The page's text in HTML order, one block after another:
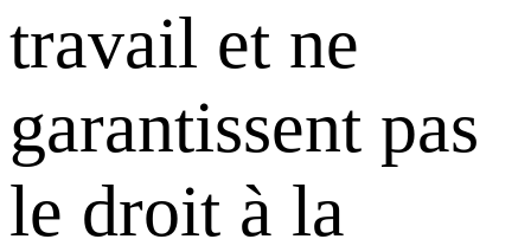
travail et ne
garantissent pas
le droit à la